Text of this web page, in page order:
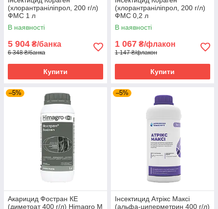
(хлорантраніліпрол, 200 г/л)
ФМС 1 л
В наявності
5 904 ₴/банка
6 348 ₴/банка
Купити
(хлорантраніліпрол, 200 г/л)
ФМС 0,2 л
В наявності
1 067 ₴/флакон
1 147 ₴/флакон
Купити
–5%
Акарицид Фостран КЕ
(диметоат 400 г/л) Himagro M
–5%
Інсектицид Атрікс Максі
(альфа-циперметрин 400 г/л)